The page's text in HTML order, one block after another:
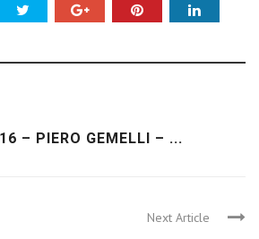
– PIERO GEMELLI – ...
Next Article